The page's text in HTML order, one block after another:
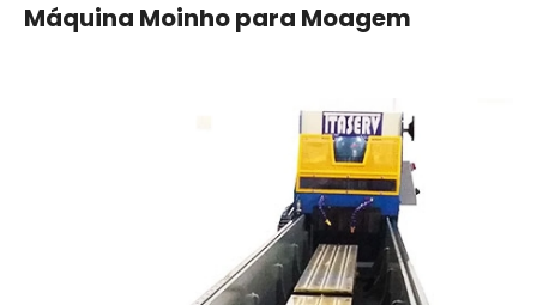
Máquina Moinho para Moagem